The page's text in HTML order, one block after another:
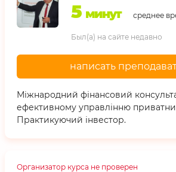
5 минут среднее
Был(а) на сайте недавно
написать
Міжнародний фінансовий
ефективному управлінню
Практикуючий інвестор.
Организатор курса не проверен